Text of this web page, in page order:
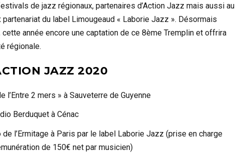
de jazz régionaux, partenaires d’Action Jazz mais aussi au
du label Limougeaud « Laborie Jazz ». Désormais
cette année encore une captation de ce 8ème Tremplin et offrira
régionale.
JAZZ 2020
2 mers » à Sauveterre de Guyenne
Berduquet à Cénac
l’Ermitage à Paris par le label Laborie Jazz (prise en charge
de 150€ net par musicien)